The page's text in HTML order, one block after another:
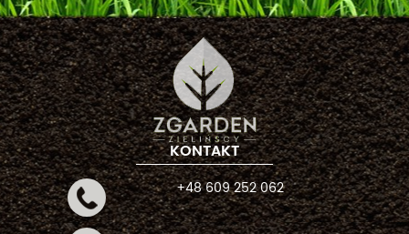
KONTAKT
+48 609 252 062